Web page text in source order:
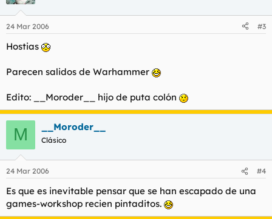
24 Mar 2006 #3
Hostias
Parecen salidos de Warhammer
Edito: __Moroder__ hijo de puta colón
M __Moroder__
Clásico
24 Mar 2006 #4
Es que es inevitable pensar que se han escapado de una
games-workshop recien pintaditos.